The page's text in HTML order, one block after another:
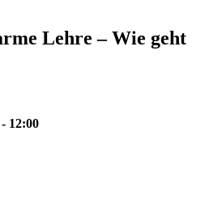
Lehre – Wie geht
12:00